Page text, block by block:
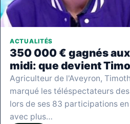
ACTUALITÉS
350 000 € gagnés
midi: que devient
Agriculteur de l'Aveyron,
marqué les téléspectateurs
lors de ses 83 participations
avec plus…